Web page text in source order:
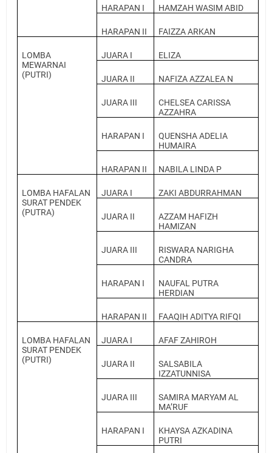
HARAPAN I HAMZAH WASIM ABID
HARAPAN II FAIZZA ARKAN
LOMBA
MEWARNAI
(PUTRI)
JUARA I ELIZA
JUARA II NAFIZA AZZALEA N
JUARA III
CHELSEA CARISSA
AZZAHRA
HARAPAN I
QUENSHA ADELIA
HUMAIRA
HARAPAN II NABILA LINDA P
LOMBA HAFALAN
SURAT PENDEK
(PUTRA)
JUARA I ZAKI ABDURRAHMAN
JUARA II
AZZAM HAFIZH
HAMIZAN
JUARA III
RISWARA NARIGHA
CANDRA
HARAPAN I
NAUFAL PUTRA
HERDIAN
HARAPAN II FAAQIH ADITYA RIFQI
LOMBA HAFALAN
SURAT PENDEK
(PUTRI)
JUARA I AFAF ZAHIROH
JUARA II
SALSABILA
IZZATUNNISA
JUARA III
SAMIRA MARYAM AL
MA’RUF
HARAPAN I
KHAYSA AZKADINA
PUTRI